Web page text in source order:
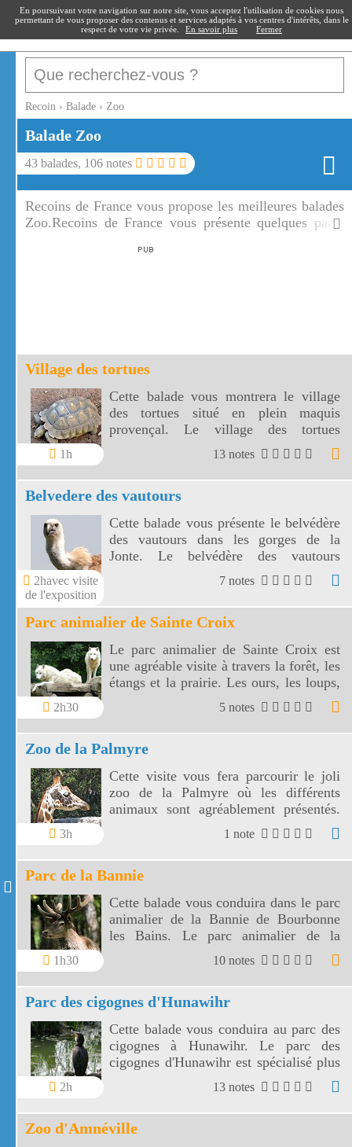
recoin.fr
Recoin › Balade › Zoo
Balade Zoo
43 balades, 106 notes
Recoins de France vous propose les meilleures balades
Zoo.Recoins de France vous présente quelques parcs
découvrir de tous les coins de France.
Village des tortues
1h
Cette balade vous montrera le village
des tortues situé en plein maquis
provençal. Le village des tortues
recueille toutes les tortues et plus
particulièrement la tortue d'Hermann.
13 notes
Belvedere des vautours
2havec visite
de l'exposition
Cette balade vous présente le belvédère
des vautours dans les gorges de la
Jonte. Le belvédère des vautours
présente le site de réintroduction de
quatre espèces de vautours.
7 notes
Parc animalier de Sainte Croix
2h30
Le parc animalier de Sainte Croix est
une agréable visite à travers la forêt, les
étangs et la prairie. Les ours, les loups,
les cervidés, ... du parc animalier de
Sainte Croix sont particulièrement bien
visibles.
5 notes
Zoo de la Palmyre
3h
Cette visite vous fera parcourir le joli
zoo de la Palmyre où les différents
animaux sont agréablement présentés.
Les enfants et les grands apprécieront
les différents spectacles et une mention
tout de même à l'enclos des girafes.
1 note
Parc de la Bannie
1h30
Cette balade vous conduira dans le parc
animalier de la Bannie de Bourbonne
les Bains. Le parc animalier de la
Bannie vous présente les animaux
sauvages de la région.
10 notes
Parc des cigognes d'Hunawihr
2h
Cette balade vous conduira au parc des
cigognes à Hunawihr. Le parc des
cigognes d'Hunawihr est spécialisé plus
particulièrement dans la conservation de
la cigogne blanche, emblème de la
région Alsace et de la loutre d'Europe.
13 notes
Zoo d'Amnéville
En poursuivant votre navigation sur notre site, vous acceptez l'utilisation de cookies nous
permettant de vous proposer des contenus et services adaptés à vos centres d'intérêts, dans le
respect de votre vie privée.
En savoir plus Fermer